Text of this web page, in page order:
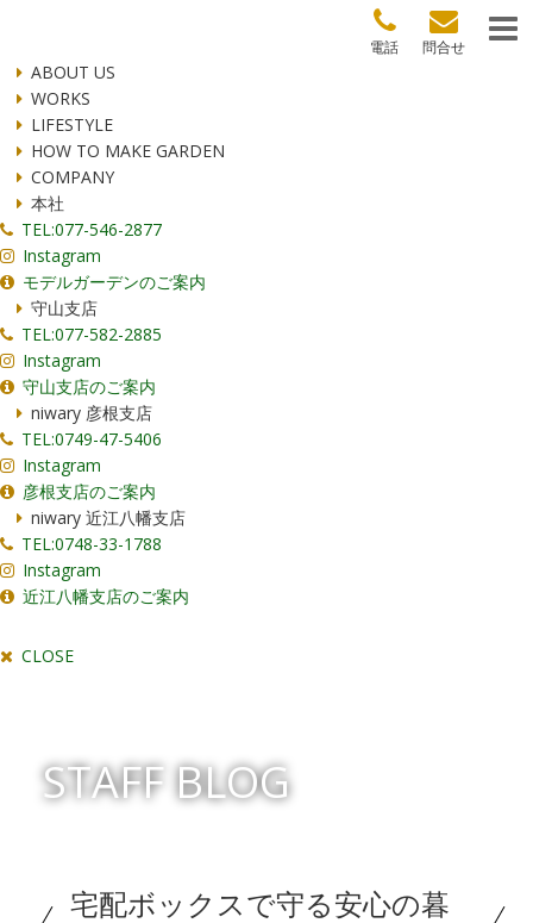
問合せ
電話
ABOUT US
WORKS
LIFESTYLE
HOW TO MAKE GARDEN
COMPANY
本社
TEL:077-546-2877
Instagram
モデルガーデンのご案内
守山支店
TEL:077-582-2885
Instagram
守山支店のご案内
niwary 彦根支店
TEL:0749-47-5406
Instagram
彦根支店のご案内
niwary 近江八幡支店
TEL:0748-33-1788
Instagram
近江八幡支店のご案内
CLOSE
STAFF BLOG
宅配ボックスで守る安心の暮